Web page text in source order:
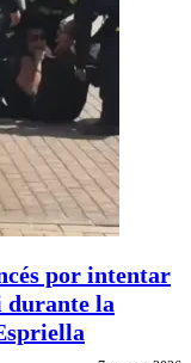
por intentar
durante la